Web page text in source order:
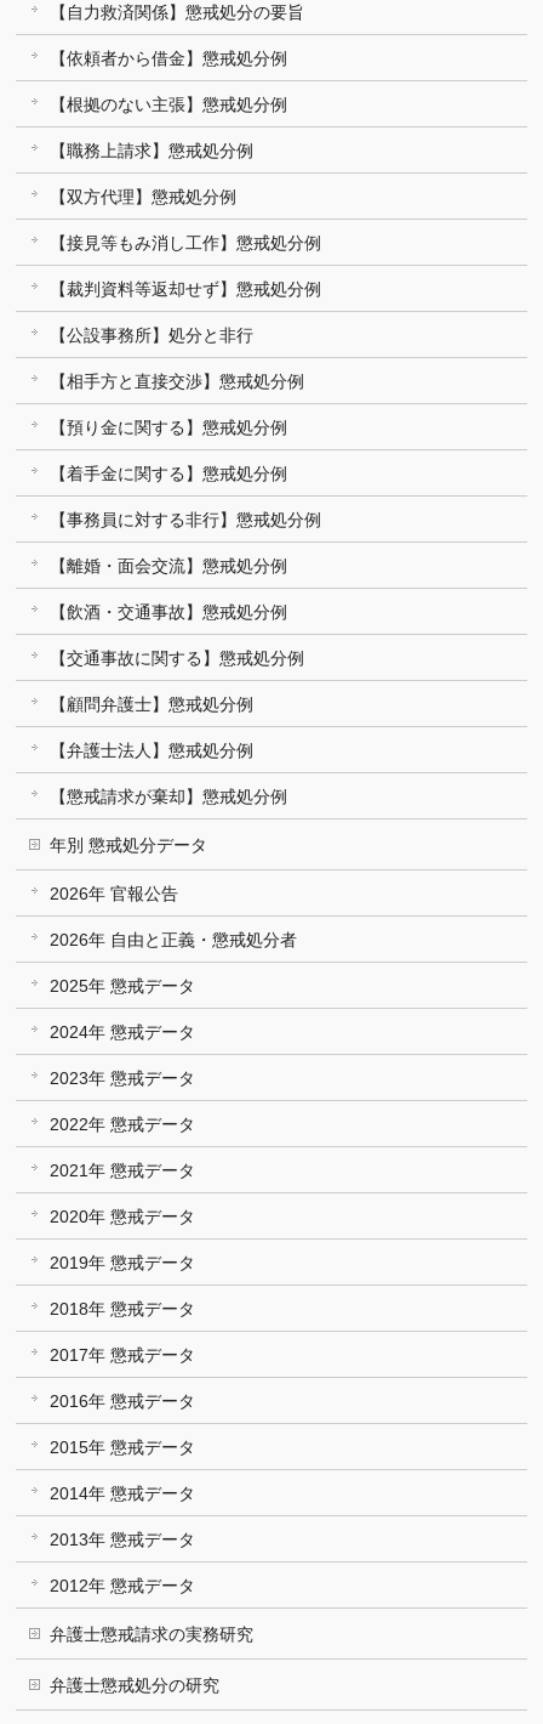
【自力救済関係】懲戒処分の要旨
【依頼者から借金】懲戒処分例
【根拠のない主張】懲戒処分例
【職務上請求】懲戒処分例
【双方代理】懲戒処分例
【接見等もみ消し工作】懲戒処分例
【裁判資料等返却せず】懲戒処分例
【公設事務所】処分と非行
【相手方と直接交渉】懲戒処分例
【預り金に関する】懲戒処分例
【着手金に関する】懲戒処分例
【事務員に対する非行】懲戒処分例
【離婚・面会交流】懲戒処分例
【飲酒・交通事故】懲戒処分例
【交通事故に関する】懲戒処分例
【顧問弁護士】懲戒処分例
【弁護士法人】懲戒処分例
【懲戒請求が棄却】懲戒処分例
年別 懲戒処分データ
2026年 官報公告
2026年 自由と正義・懲戒処分者
2025年 懲戒データ
2024年 懲戒データ
2023年 懲戒データ
2022年 懲戒データ
2021年 懲戒データ
2020年 懲戒データ
2019年 懲戒データ
2018年 懲戒データ
2017年 懲戒データ
2016年 懲戒データ
2015年 懲戒データ
2014年 懲戒データ
2013年 懲戒データ
2012年 懲戒データ
弁護士懲戒請求の実務研究
弁護士懲戒処分の研究